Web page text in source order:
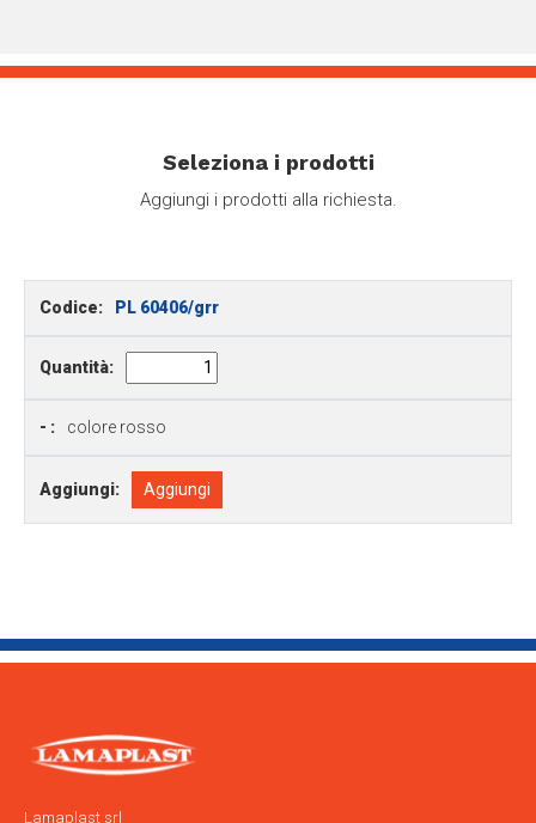
Seleziona i prodotti
Aggiungi i prodotti alla richiesta.
Codice: PL 60406/grr
Quantità:
- : colore rosso
Aggiungi: Aggiungi
Lamaplast srl